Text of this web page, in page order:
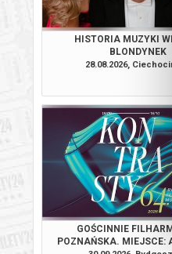
HISTORIA MUZYKI
BLONDYNEK
28.08.2026,
GOŚCINNIE
POZNAŃSKA. MIEJSCE: